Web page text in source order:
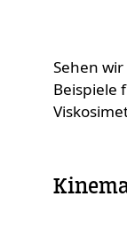
Sehen
Beispiele